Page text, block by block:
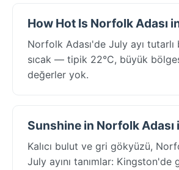
How Hot Is Norfolk Adası
Norfolk Adası'de July ayı
sıcak — tipik 22°C, büyük
değerler yok.
Sunshine in Norfolk Adası
Kalıcı bulut ve gri gökyüzü,
July ayını tanımlar: Kingston'de